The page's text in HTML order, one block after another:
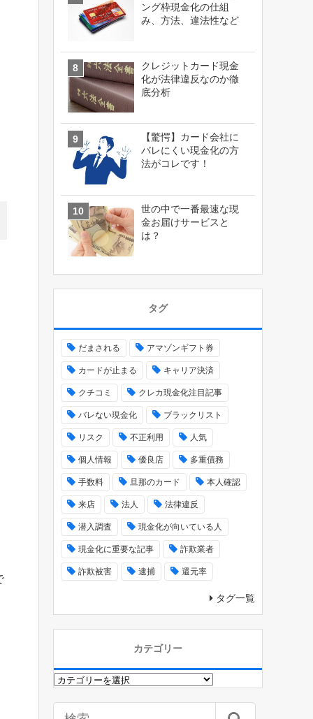
ング枠現金化の仕組
み、方法、違法性など
クレジットカード現金
化が法律違反なのか徹
底分析
【驚愕】カード会社に
バレにくい現金化の方
法がコレです！
世の中で一番最速な現
金お届けサービスと
は？
タグ
だまされる アマゾンギフト券
カードが止まる キャリア決済
クチコミ クレカ現金化注目記事
バレない現金化 ブラックリスト
リスク 不正利用 人気
個人情報 優良店 多重債務
手数料 旦那のカード 本人確認
来店 法人 法律違反
潜入調査 現金化が向いている人
現金化に重要な記事 詐欺業者
詐欺被害 逮捕 還元率
タグ一覧
カテゴリー
カ